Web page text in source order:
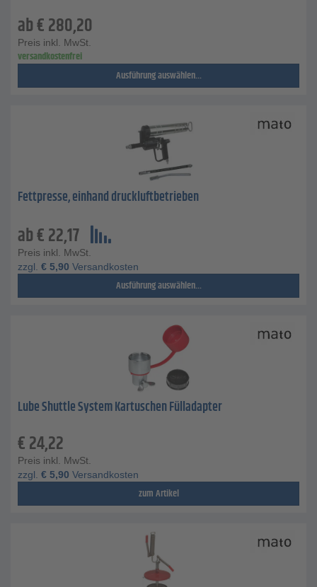
ab€280,20
Preis inkl. MwSt.
versandkostenfrei
Ausführung auswählen...
Fettpresse, einhand druckluftbetrieben
ab€22,17
Preis inkl. MwSt.
zzgl. € 5,90 Versandkosten
Ausführung auswählen...
Lube Shuttle System Kartuschen Fülladapter
€24,22
Preis inkl. MwSt.
zzgl. € 5,90 Versandkosten
zum Artikel